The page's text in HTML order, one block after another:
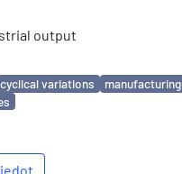
output
cyclical variations manufacturing